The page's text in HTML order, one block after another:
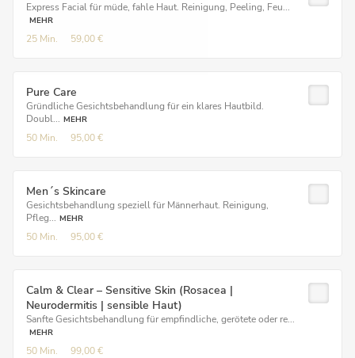
Express Facial für müde, fahle Haut. Reinigung, Peeling, Feu...
MEHR
25 Min. 59,00 €
Pure Care
Gründliche Gesichtsbehandlung für ein klares Hautbild.
Doubl... MEHR
50 Min. 95,00 €
Men´s Skincare
Gesichtsbehandlung speziell für Männerhaut. Reinigung,
Pfleg... MEHR
50 Min. 95,00 €
Calm & Clear – Sensitive Skin (Rosacea |
Neurodermitis | sensible Haut)
Sanfte Gesichtsbehandlung für empfindliche, gerötete oder re...
MEHR
50 Min. 99,00 €